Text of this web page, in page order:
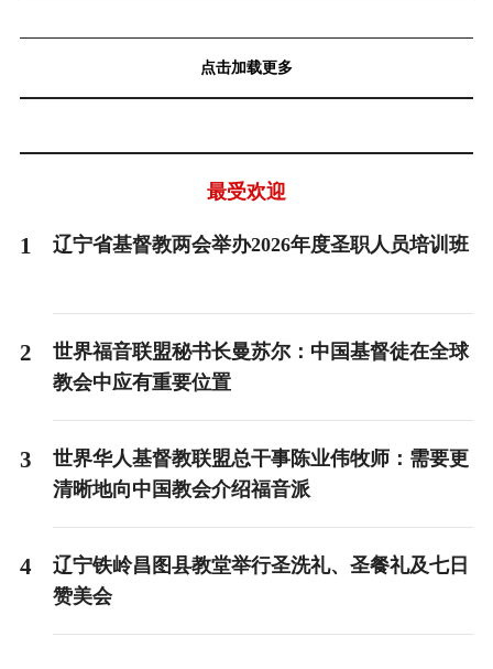
点击加载更多
最受欢迎
1 辽宁省基督教两会举办2026年度圣职人员培训班
2
世界福音联盟秘书长曼苏尔：中国基督徒在全球
教会中应有重要位置
3
世界华人基督教联盟总干事陈业伟牧师：需要更
清晰地向中国教会介绍福音派
4
辽宁铁岭昌图县教堂举行圣洗礼、圣餐礼及七日
赞美会